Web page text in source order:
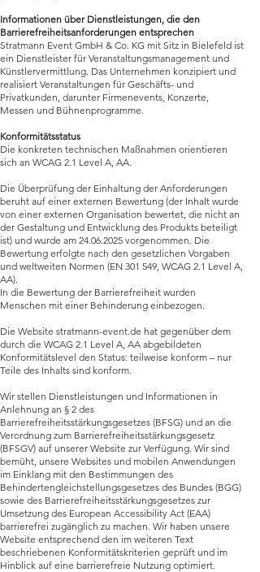
Informationen über Dienstleistungen, die den
Barrierefreiheitsanforderungen entsprechen
Stratmann Event GmbH & Co. KG mit Sitz in Bielefeld ist
ein Dienstleister für Veranstaltungsmanagement und
Künstlervermittlung. Das Unternehmen konzipiert und
realisiert Veranstaltungen für Geschäfts- und
Privatkunden, darunter Firmenevents, Konzerte,
Messen und Bühnenprogramme.
Konformitätsstatus
Die konkreten technischen Maßnahmen orientieren
sich an WCAG 2.1 Level A, AA.
Die Überprüfung der Einhaltung der Anforderungen
beruht auf einer externen Bewertung (der Inhalt wurde
von einer externen Organisation bewertet, die nicht an
der Gestaltung und Entwicklung des Produkts beteiligt
ist) und wurde am 24.06.2025 vorgenommen. Die
Bewertung erfolgte nach den gesetzlichen Vorgaben
und weltweiten Normen (EN 301 549, WCAG 2.1 Level A,
AA).
In die Bewertung der Barrierefreiheit wurden
Menschen mit einer Behinderung einbezogen.
Die Website stratmann-event.de hat gegenüber dem
durch die WCAG 2.1 Level A, AA abgebildeten
Konformitätslevel den Status: teilweise konform – nur
Teile des Inhalts sind konform.
Wir stellen Dienstleistungen und Informationen in
Anlehnung an § 2 des
Barrierefreiheitsstärkungsgesetzes (BFSG) und an die
Verordnung zum Barrierefreiheitsstärkungsgesetz
(BFSGV) auf unserer Website zur Verfügung. Wir sind
bemüht, unsere Websites und mobilen Anwendungen
im Einklang mit den Bestimmungen des
Behindertengleichstellungsgesetzes des Bundes (BGG)
sowie des Barrierefreiheitsstärkungsgesetzes zur
Umsetzung des European Accessibility Act (EAA)
barrierefrei zugänglich zu machen. Wir haben unsere
Website entsprechend den im weiteren Text
beschriebenen Konformitätskriterien geprüft und im
Hinblick auf eine barrierefreie Nutzung optimiert.